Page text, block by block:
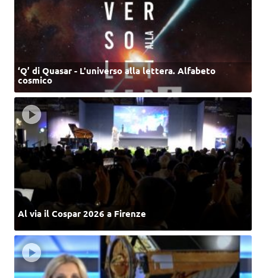
‘Q’ di Quasar - L'universo alla lettera. Alfabeto
cosmico
Al via il Cospar 2026 a Firenze